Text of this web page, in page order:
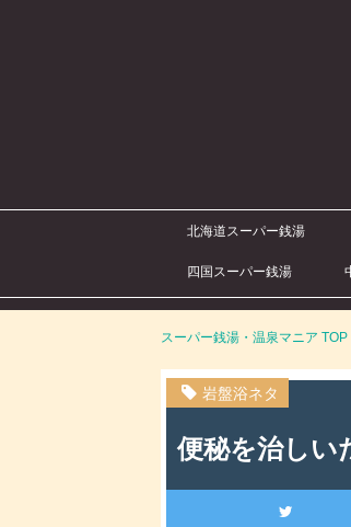
北海道スーパー銭湯
四国スーパー銭湯
スーパー銭湯・温泉マニア TOP
岩盤浴ネタ
便秘を治しい